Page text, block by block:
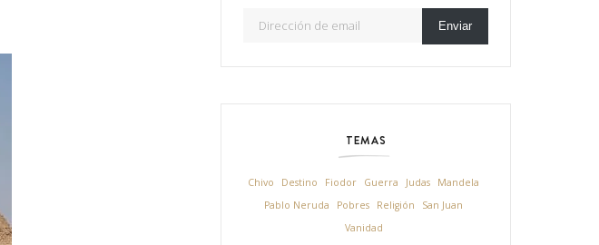
Enviar
TEMAS
Chivo Destino Fiodor Guerra Judas
Mandela
Pablo Neruda
Pobres Religión
San Juan
Vanidad